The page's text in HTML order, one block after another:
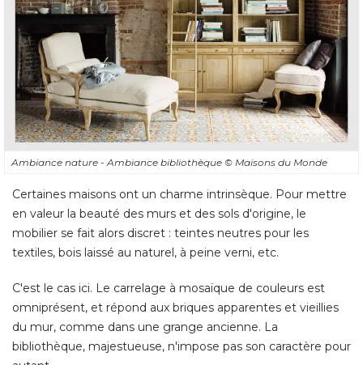
Ambiance nature - Ambiance bibliothèque© Maisons du Monde
Certaines maisons ont un charme intrinsèque. Pour mettre
en valeur la beauté des murs et des sols d'origine, le
mobilier se fait alors discret : teintes neutres pour les
C'est le cas ici. Le carrelage à mosaïque de couleurs est
omniprésent, et répond aux briques apparentes et vieillies
du mur, comme dans une grange ancienne. La
autant.
Si vous souhaitez sublimer les éléments de la maison, en
choisissant un mobilier neutre, n'oubliez cependant pas